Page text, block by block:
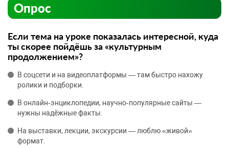
Опрос
Если тема на уроке показалась интересной, куда
ты скорее пойдёшь за «культурным
продолжением»?
В соцсети и на видеоплатформы — там быстро нахожу
ролики и подборки.
В онлайн‑энциклопедии, научно‑популярные сайты —
нужны надёжные факты.
На выставки, лекции, экскурсии — люблю «живой»
формат.